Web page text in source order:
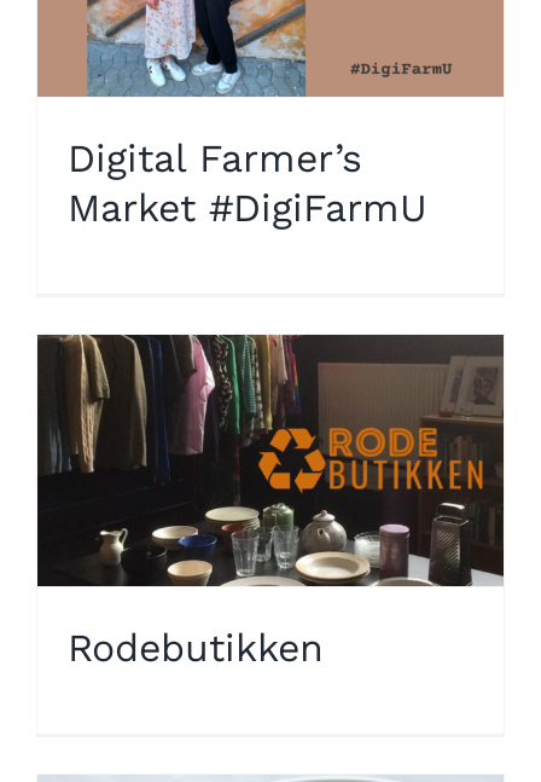
Digital Farmer’s
Market #DigiFarmU
Rodebutikken